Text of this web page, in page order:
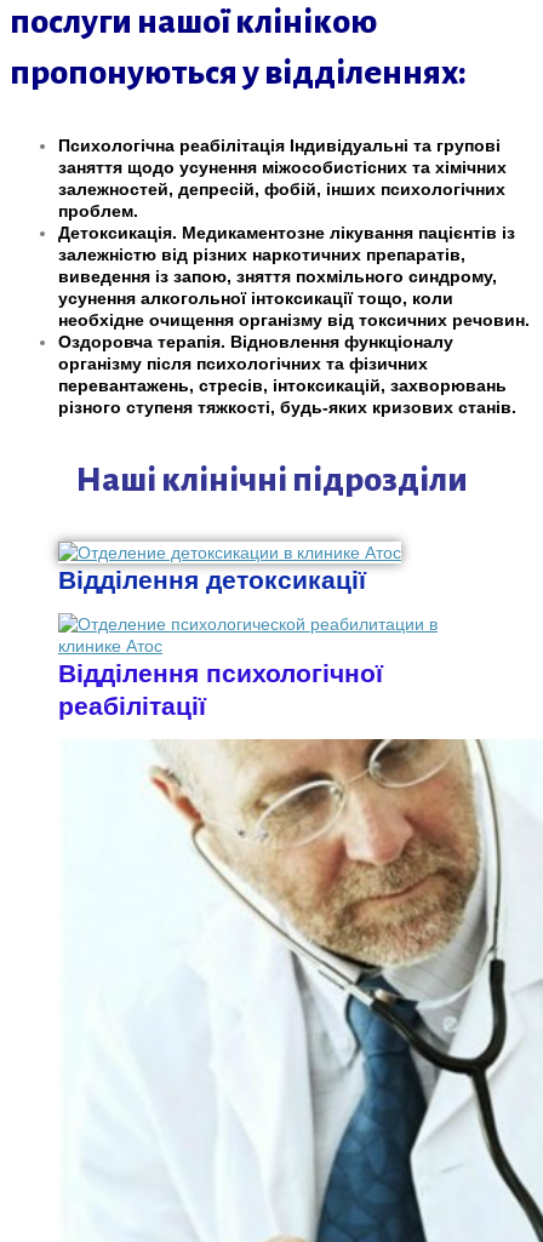
послуги нашої клінікою
пропонуються у відділеннях:
Психологічна реабілітація Індивідуальні та групові
заняття щодо усунення міжособистісних та хімічних
залежностей, депресій, фобій, інших психологічних
проблем.
Детоксикація. Медикаментозне лікування пацієнтів із
залежністю від різних наркотичних препаратів,
виведення із запою, зняття похмільного синдрому,
усунення алкогольної інтоксикації тощо, коли
необхідне очищення організму від токсичних речовин.
Оздоровча терапія. Відновлення функціоналу
організму після психологічних та фізичних
перевантажень, стресів, інтоксикацій, захворювань
різного ступеня тяжкості, будь-яких кризових станів.
Наші клінічні підрозділи
Відділення детоксикації
Відділення психологічної
реабілітації